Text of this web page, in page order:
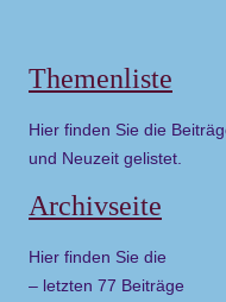
Themenliste
Hier finden Sie die
und Neuzeit gelistet.
Archivseite
Hier finden Sie die
– letzten 77 Beiträge